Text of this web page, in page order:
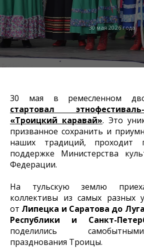
30 мая 2026 года
30 мая в ремесленном
стартовал этнофестиваль-
«Троицкий каравай». Это
призванное сохранить и
наших традиций, проходит
поддержке Министерства
Федерации.
На тульскую землю
коллективы из самых разных
от Липецка и Саратова до
Республики и Санкт-
поделились
празднования Троицы.